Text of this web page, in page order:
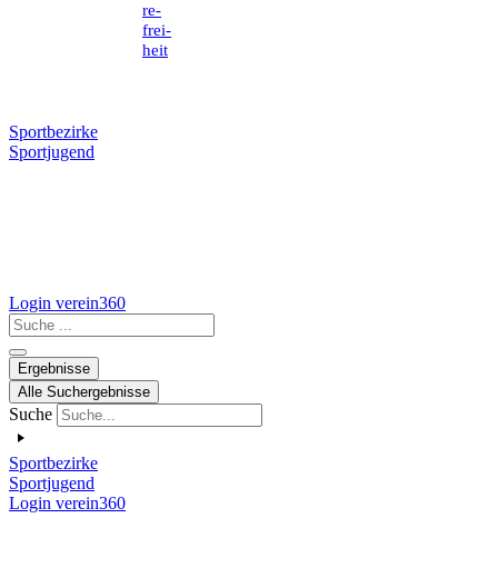
re­
frei­
heit
Sportbezirke
Sportjugend
Login verein360
Search
...
Ergebnisse
Alle Suchergebnisse
Suche
Sportbezirke
Sportjugend
Login verein360